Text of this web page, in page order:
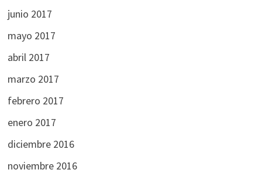
junio 2017
mayo 2017
abril 2017
marzo 2017
febrero 2017
enero 2017
diciembre 2016
noviembre 2016